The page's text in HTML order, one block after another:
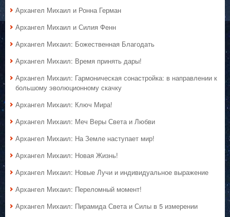
Архангел Михаил и Ронна Герман
Архангел Михаил и Силия Фенн
Архангел Михаил: Божественная Благодать
Архангел Михаил: Время принять дары!
Архангел Михаил: Гармоническая сонастройка: в направлении к
большому эволюционному скачку
Архангел Михаил: Ключ Мира!
Архангел Михаил: Меч Веры Света и Любви
Архангел Михаил: На Земле наступает мир!
Архангел Михаил: Новая Жизнь!
Архангел Михаил: Новые Лучи и индивидуальное выражение
Архангел Михаил: Переломный момент!
Архангел Михаил: Пирамида Света и Силы в 5 измерении